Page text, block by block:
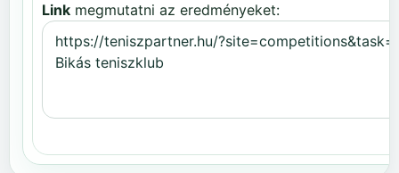
Link megmutatni az eredményeket: